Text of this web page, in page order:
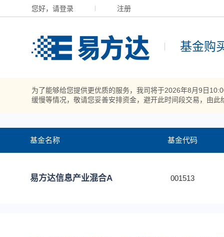
您好，请登录 注册
基金购
为了能够给您提供更优质的服务，我司将于2026年8月9日
缓慢等情况，敬请您妥善安排资金，避开此时间段交易，由此
基金名称 基金代码
易方达信息产业混合A 001513